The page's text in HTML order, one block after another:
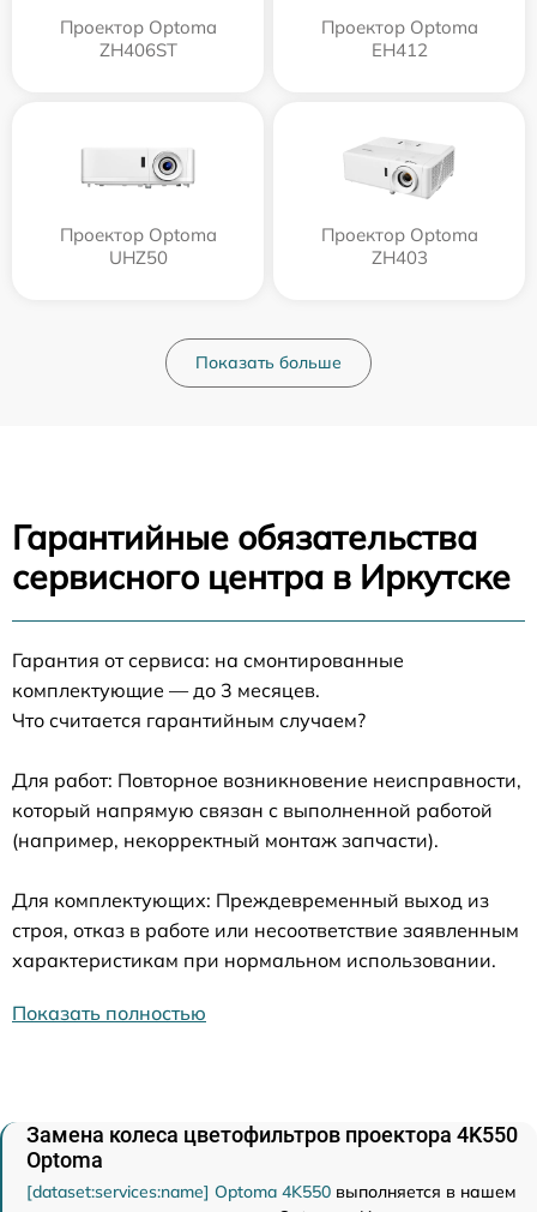
Проектор Optoma
ZH406ST
Проектор Optoma
EH412
Проектор Optoma
UHZ50
Проектор Optoma
ZH403
Показать больше
Гарантийные обязательства
сервисного центра в Иркутске
Гарантия от сервиса: на смонтированные
комплектующие — до 3 месяцев.
Что считается гарантийным случаем?
Для работ: Повторное возникновение неисправности,
который напрямую связан с выполненной работой
(например, некорректный монтаж запчасти).
Для комплектующих: Преждевременный выход из
строя, отказ в работе или несоответствие заявленным
характеристикам при нормальном использовании.
Показать полностью
Замена колеса цветофильтров проектора 4K550
Optoma
[dataset:services:name] Optoma 4K550 выполняется в нашем